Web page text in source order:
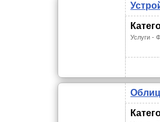
Услуги -